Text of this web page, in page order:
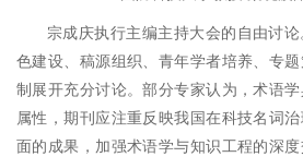
宗成庆执行主编主持大会的自由讨
色建设、稿源组织、青年学者培养、专
制展开充分讨论。部分专家认为，术语
属性，期刊应注重反映我国在科技名词
面的成果，加强术语学与知识工程的深